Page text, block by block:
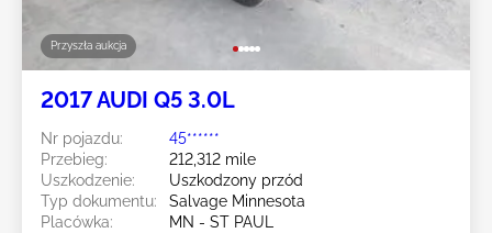
Przyszła aukcja
2017 AUDI Q5 3.0L
Nr pojazdu:
45******
Przebieg:
212,312 mile
Uszkodzenie:
Uszkodzony przód
Typ dokumentu:
Salvage Minnesota
Placówka:
MN - ST PAUL